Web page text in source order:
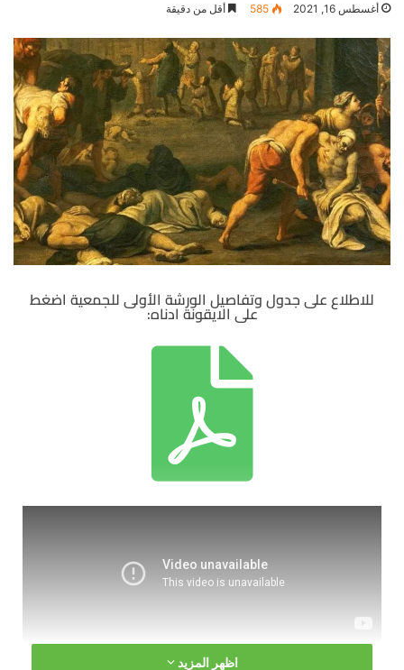
أغسطس 16, 2021 585 أقل من دقيقة
للاطلاع على جدول وتفاصيل الورشة الأولى للجمعية اضغط
على الايقونة ادناه:
اظهر المزيد